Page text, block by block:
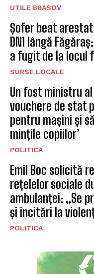
UTILE BRASOV
Șofer beat
DN1 lângă
a fugit de la locul
SURSE LOCALE
Un fost ministru
vouchere de stat
pentru mașini și
mințile copiilor’
POLITICA
Emil Boc solicită
rețelelor sociale
ambulanței: „Se
și incitări la
POLITICA